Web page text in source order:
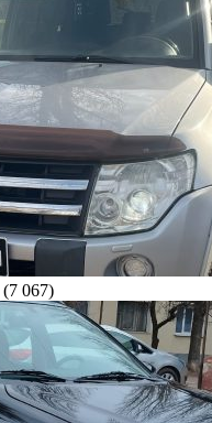
(7 067)